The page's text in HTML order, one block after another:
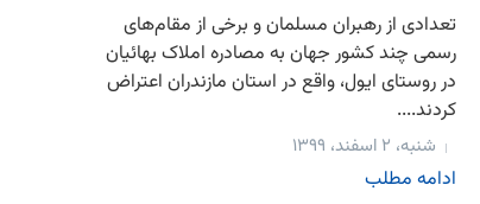
تعدادی از رهبران مسلمان و برخی از مقام‌های
رسمی چند کشور جهان به مصادره‌ املاک بهائیان
در روستای ایول، واقع در استان مازندران اعتراض
کردند....
شنبه، ۲ اسفند، ۱۳۹۹
ادامه مطلب